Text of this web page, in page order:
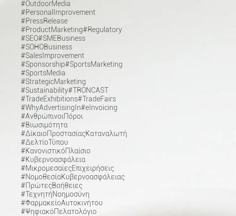
#OutdoorMedia
#PersonalImprovement
#PressRelease
#ProductMarketing#Regulatory
#SEO#SMEBusiness
#SOHOBusiness
#SalesImprovement
#Sponsorship#SportsMarketing
#SportsMedia
#StrategicMarketing
#Sustainability#TRONCAST
#TradeExhibitions#TradeFairs
#WhyAdvertisingIn#eInvoicing
#ΑνθρώπινοιΠόροι
#Βιωσιμότητα
#ΔίκαιοΠροστασίαςΚαταναλωτή
#ΔελτίοΤύπου
#ΚανονιστικόΠλαίσιο
#Κυβερνοασφάλεια
#ΜικρομεσαίεςΕπιχειρήσεις
#ΝομοθεσίαΚυβερνοασφάλειας
#ΠρώτεςΒοήθειες
#ΤεχνητήΝοημοσύνη
#ΦαρμακείοΑυτοκινήτου
#ΨηφιακόΠελατολόγιο